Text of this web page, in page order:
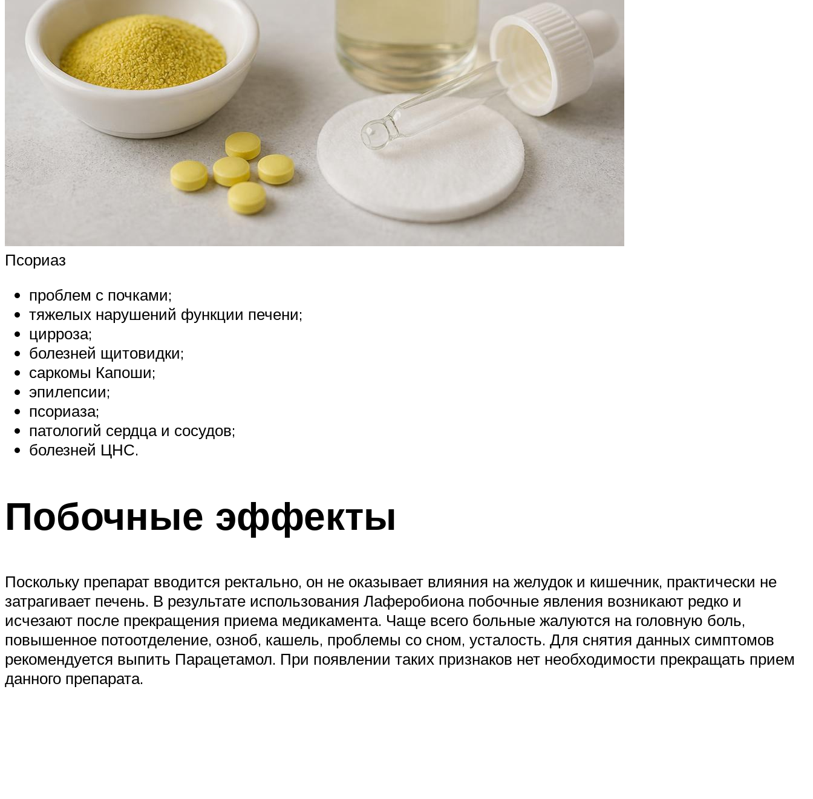
Псориаз
проблем с почками;
тяжелых нарушений функции печени;
цирроза;
болезней щитовидки;
саркомы Капоши;
эпилепсии;
псориаза;
патологий сердца и сосудов;
болезней ЦНС.
Побочные эффекты
Поскольку препарат вводится ректально, он не оказывает влияния на желудок и кишечник, практически не
затрагивает печень. В результате использования Лаферобиона побочные явления возникают редко и
исчезают после прекращения приема медикамента. Чаще всего больные жалуются на головную боль,
повышенное потоотделение, озноб, кашель, проблемы со сном, усталость. Для снятия данных симптомов
рекомендуется выпить Парацетамол. При появлении таких признаков нет необходимости прекращать прием
данного препарата.